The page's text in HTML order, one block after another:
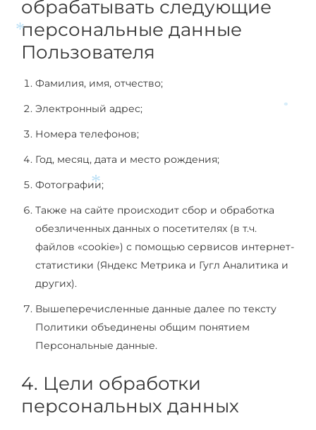
обрабатывать следующие
персональные данные
Пользователя
Фамилия, имя, отчество;
Электронный адрес;
Номера телефонов;
Год, месяц, дата и место рождения;
Фотографии;
Также на сайте происходит сбор и обработка
обезличенных данных о посетителях (в т.ч.
файлов «cookie») с помощью сервисов интернет-
статистики (Яндекс Метрика и Гугл Аналитика и
других).
Вышеперечисленные данные далее по тексту
Политики объединены общим понятием
Персональные данные.
4. Цели обработки
персональных данных
*
*
*